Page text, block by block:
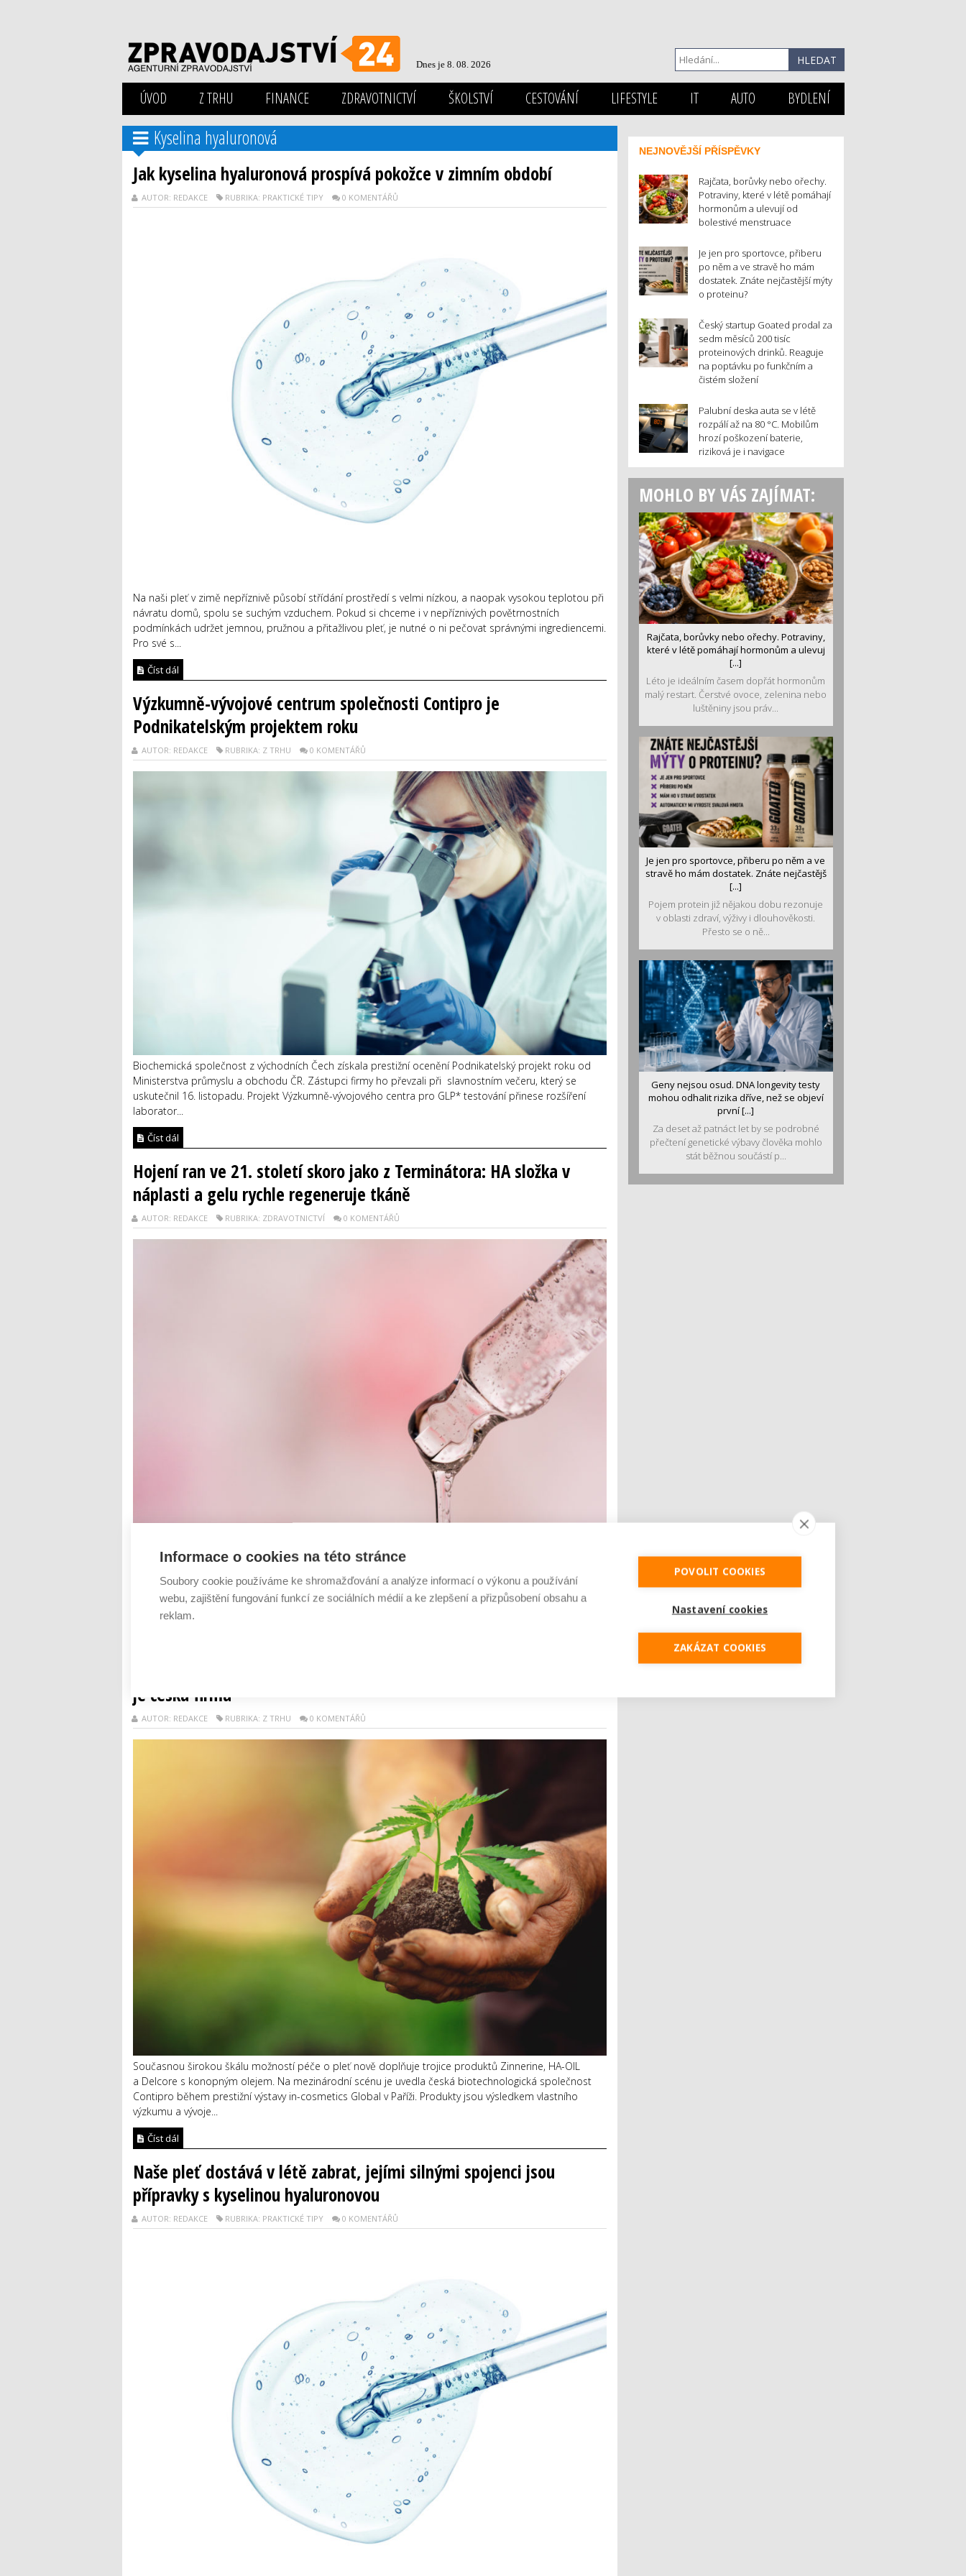
Dnes je 8. 08. 2026
ÚVOD Z TRHU FINANCE ZDRAVOTNICTVÍ ŠKOLSTVÍ CESTOVÁNÍ LIFESTYLE IT AUTO BYDLENÍ
Kyselina hyaluronová
Jak kyselina hyaluronová prospívá pokožce v zimním období
AUTOR: REDAKCE RUBRIKA: PRAKTICKÉ TIPY 0 KOMENTÁŘŮ
Na naši pleť v zimě nepříznivě působí střídání prostředí s velmi nízkou, a naopak vysokou teplotou při
návratu domů, spolu se suchým vzduchem. Pokud si chceme i v nepříznivých povětrnostních
podmínkách udržet jemnou, pružnou a přitažlivou pleť, je nutné o ni pečovat správnými ingrediencemi.
Pro své s...
Číst dál
Výzkumně-vývojové centrum společnosti Contipro je
Podnikatelským projektem roku
AUTOR: REDAKCE RUBRIKA: Z TRHU 0 KOMENTÁŘŮ
Biochemická společnost z východních Čech získala prestižní ocenění Podnikatelský projekt roku od
Ministerstva průmyslu a obchodu ČR. Zástupci firmy ho převzali při slavnostním večeru, který se
uskutečnil 16. listopadu. Projekt Výzkumně-vývojového centra pro GLP* testování přinese rozšíření
laborator...
Číst dál
Hojení ran ve 21. století skoro jako z Terminátora: HA složka v
náplasti a gelu rychle regeneruje tkáně
AUTOR: REDAKCE RUBRIKA: ZDRAVOTNICTVÍ 0 KOMENTÁŘŮ
Inovativní metody léčby ran včetně chronických vředů, proleženin a popálenin zlepšily život milionům
pacientů. Účinnou složkou náplastí a gelových přípravků pro tento účel je kyselina hyaluronová
vyráběná ve společnosti Contipro. Dezinfekce, obvaz a klid – to byl dlouho dostačující postup při
hojení ...
je česká firma
AUTOR: REDAKCE RUBRIKA: Z TRHU 0 KOMENTÁŘŮ
Současnou širokou škálu možností péče o pleť nově doplňuje trojice produktů Zinnerine, HA-OIL
a Delcore s konopným olejem. Na mezinárodní scénu je uvedla česká biotechnologická společnost
Contipro během prestižní výstavy in-cosmetics Global v Paříži. Produkty jsou výsledkem vlastního
výzkumu a vývoje...
Číst dál
Naše pleť dostává v létě zabrat, jejími silnými spojenci jsou
přípravky s kyselinou hyaluronovou
AUTOR: REDAKCE RUBRIKA: PRAKTICKÉ TIPY 0 KOMENTÁŘŮ
NEJNOVĚJŠÍ PŘÍSPĚVKY
Rajčata, borůvky nebo ořechy.
Potraviny, které v létě pomáhají
hormonům a ulevují od
bolestivé menstruace
Je jen pro sportovce, přiberu
po něm a ve stravě ho mám
dostatek. Znáte nejčastější mýty
o proteinu?
Český startup Goated prodal za
sedm měsíců 200 tisíc
proteinových drinků. Reaguje
na poptávku po funkčním a
čistém složení
Palubní deska auta se v létě
rozpálí až na 80 °C. Mobilům
hrozí poškození baterie,
riziková je i navigace
MOHLO BY VÁS ZAJÍMAT:
Rajčata, borůvky nebo ořechy. Potraviny,
které v létě pomáhají hormonům a ulevuj
[...]
Léto je ideálním časem dopřát hormonům
malý restart. Čerstvé ovoce, zelenina nebo
luštěniny jsou práv...
Je jen pro sportovce, přiberu po něm a ve
stravě ho mám dostatek. Znáte nejčastějš
[...]
Pojem protein již nějakou dobu rezonuje
v oblasti zdraví, výživy i dlouhověkosti.
Přesto se o ně...
Geny nejsou osud. DNA longevity testy
mohou odhalit rizika dříve, než se objeví
první [...]
Za deset až patnáct let by se podrobné
přečtení genetické výbavy člověka mohlo
stát běžnou součástí p...
Informace o cookies na této stránce
Soubory cookie používáme ke shromažďování a analýze informací o výkonu a používání
webu, zajištění fungování funkcí ze sociálních médií a ke zlepšení a přizpůsobení obsahu a
reklam.
POVOLIT COOKIES
Nastavení cookies
ZAKÁZAT COOKIES